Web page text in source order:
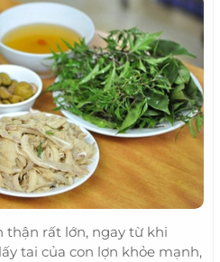
thận rất lớn, ngay từ khi
tai của con lợn khỏe mạnh,